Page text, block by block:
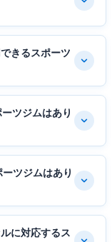
きるスポーツ
ツジムはあり
ツジムはあり
に対応するス